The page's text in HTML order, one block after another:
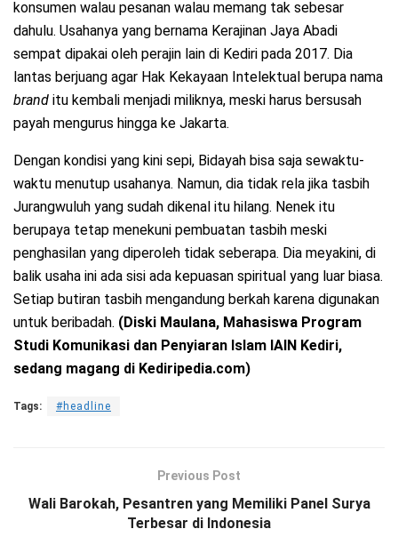
konsumen walau pesanan walau memang tak sebesar
dahulu. Usahanya yang bernama Kerajinan Jaya Abadi
sempat dipakai oleh perajin lain di Kediri pada 2017. Dia
lantas berjuang agar Hak Kekayaan Intelektual berupa nama
brand itu kembali menjadi miliknya, meski harus bersusah
payah mengurus hingga ke Jakarta.
Dengan kondisi yang kini sepi, Bidayah bisa saja sewaktu-
waktu menutup usahanya. Namun, dia tidak rela jika tasbih
Jurangwuluh yang sudah dikenal itu hilang. Nenek itu
berupaya tetap menekuni pembuatan tasbih meski
penghasilan yang diperoleh tidak seberapa. Dia meyakini, di
balik usaha ini ada sisi ada kepuasan spiritual yang luar biasa.
Setiap butiran tasbih mengandung berkah karena digunakan
untuk beribadah. (Diski Maulana, Mahasiswa Program
Studi Komunikasi dan Penyiaran Islam IAIN Kediri,
sedang magang di Kediripedia.com)
Tags: #headline
Previous Post
Wali Barokah, Pesantren yang Memiliki Panel Surya
Terbesar di Indonesia